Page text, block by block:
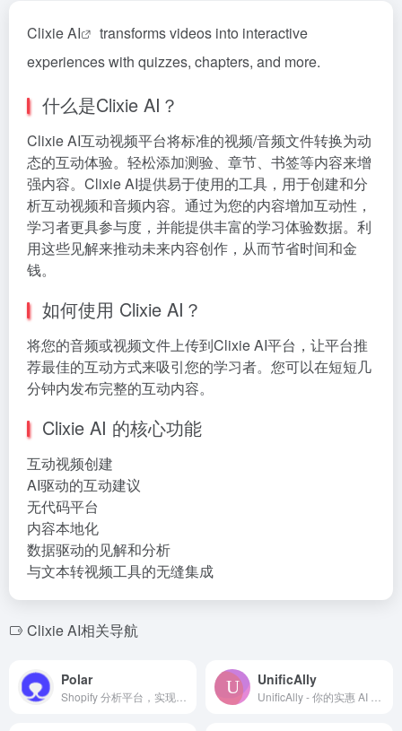
ClixieAI
transforms videos into interactive
experiences with quizzes, chapters, and more.
什么是Clixie AI？
Clixie AI互动视频平台将标准的视频/音频文件转换为动
态的互动体验。轻松添加测验、章节、书签等内容来增
强内容。Clixie AI提供易于使用的工具，用于创建和分
析互动视频和音频内容。通过为您的内容增加互动性，
学习者更具参与度，并能提供丰富的学习体验数据。利
用这些见解来推动未来内容创作，从而节省时间和金
钱。
如何使用 Clixie AI？
将您的音频或视频文件上传到Clixie AI平台，让平台推
荐最佳的互动方式来吸引您的学习者。您可以在短短几
分钟内发布完整的互动内容。
Clixie AI 的核心功能
互动视频创建
AI驱动的互动建议
无代码平台
内容本地化
数据驱动的见解和分析
与文本转视频工具的无缝集成
Clixie AI相关导航
Polar UnificAlly